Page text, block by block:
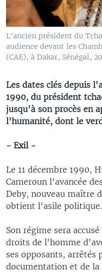
L'ancien président du
audience devant les
(CAE), à Dakar, Sénégal,
Les dates clés depuis
1990, du président
jusqu'à son procès en
l'humanité, dont le
- Exil -
Le 11 décembre 1990,
Cameroun l'avancée
Deby, nouveau maître
obtient l'asile politique.
Son régime sera
droits de l'homme
ses opposants, arrêtés
documentation et de la